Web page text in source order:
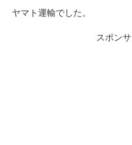
ヤマト運輸でした。
スポン